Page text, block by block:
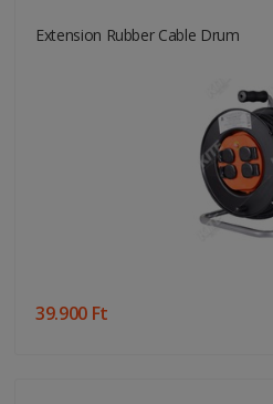
Extension Rubber Cable Drum
39.900 Ft